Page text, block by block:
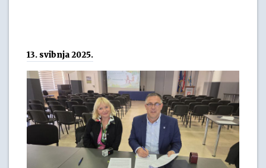
13. svibnja 2025.